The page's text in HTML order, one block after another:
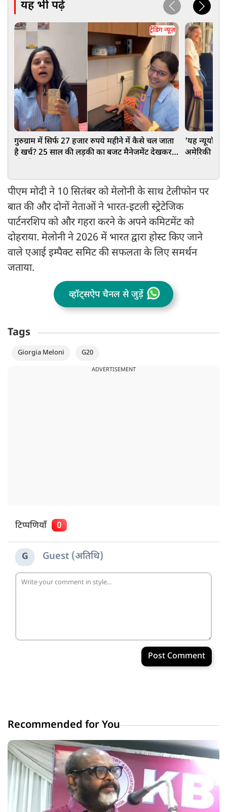
यह भी पढ़ें
ट्रेंडिंग न्यूज़
गुरुग्राम में सिर्फ 27 हजार रुपये महीने में कैसे चल जाता
है खर्च? 25 साल की लड़की का बजट मैनेजमेंट देखकर
'यह न्यूयॉर्क
अमेरिकी
पीएम मोदी ने 10 सितंबर को मेलोनी के साथ टेलीफोन पर
बात की और दोनों नेताओं ने भारत-इटली स्ट्रेटेजिक
पार्टनरशिप को और गहरा करने के अपने कमिटमेंट को
दोहराया. मेलोनी ने 2026 में भारत द्वारा होस्ट किए जाने
वाले एआई इम्पैक्ट समिट की सफलता के लिए समर्थन
जताया.
व्हॉट्सऐप चैनल से जुड़ें
Tags
Giorgia Meloni G20
ADVERTISEMENT
टिप्पणियाँ 0
G Guest (अतिथि)
Post Comment
Recommended for You